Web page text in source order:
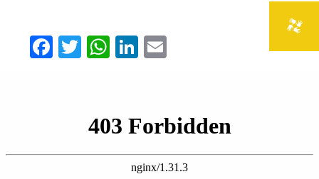
Facebook
Twitter
WhatsApp
LinkedIn